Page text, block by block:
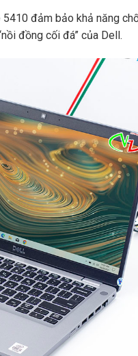
đảm bảo khả năng
đồng cối đá” của Dell.